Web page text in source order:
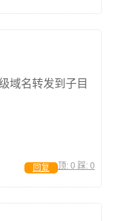
域名转发到子目
顶: 0 踩: 0
回复